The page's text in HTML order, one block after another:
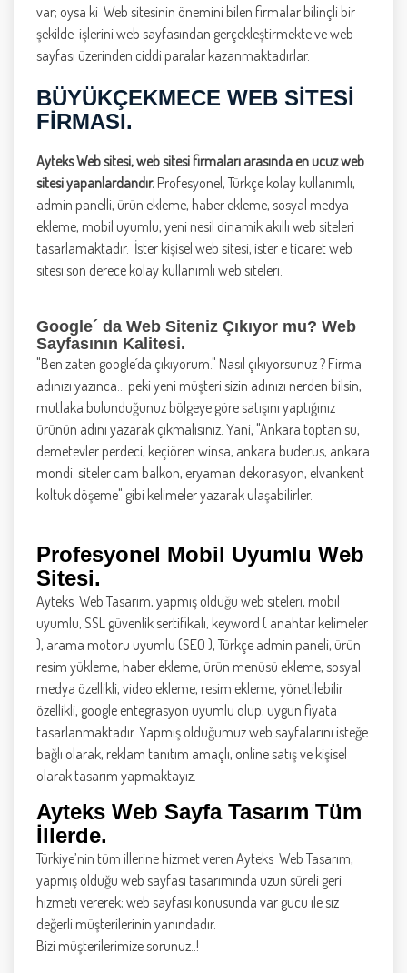
var; oysa ki Web sitesinin önemini bilen firmalar bilinçli bir
şekilde işlerini web sayfasından gerçekleştirmekte ve web
sayfası üzerinden ciddi paralar kazanmaktadırlar.
BÜYÜKÇEKMECE WEB SITESI
FIRMASI.
Ayteks Web sitesi, web sitesi firmaları arasında en ucuz web
sitesi yapanlardandır. Profesyonel, Türkçe kolay kullanımlı,
admin panelli, ürün ekleme, haber ekleme, sosyal medya
ekleme, mobil uyumlu, yeni nesil dinamik akıllı web siteleri
tasarlamaktadır. İster kişisel web sitesi, ister e ticaret web
sitesi son derece kolay kullanımlı web siteleri.
Google´ da Web Siteniz Çıkıyor mu? Web
Sayfasının Kalitesi.
"Ben zaten google´da çıkıyorum." Nasıl çıkıyorsunuz ? Firma
adınızı yazınca... peki yeni müşteri sizin adınızı nerden bilsin,
mutlaka bulunduğunuz bölgeye göre satışını yaptığınız
ürünün adını yazarak çıkmalısınız. Yani, "Ankara toptan su,
demetevler perdeci, keçiören winsa, ankara buderus, ankara
mondi. siteler cam balkon, eryaman dekorasyon, elvankent
koltuk döşeme" gibi kelimeler yazarak ulaşabilirler.
Profesyonel Mobil Uyumlu Web
Sitesi.
Ayteks Web Tasarım, yapmış olduğu web siteleri, mobil
uyumlu, SSL güvenlik sertifikalı, keyword ( anahtar kelimeler
), arama motoru uyumlu (SEO ), Türkçe admin paneli, ürün
resim yükleme, haber ekleme, ürün menüsü ekleme, sosyal
medya özellikli, video ekleme, resim ekleme, yönetilebilir
özellikli, google entegrasyon uyumlu olup; uygun fiyata
tasarlanmaktadır. Yapmış olduğumuz web sayfalarını isteğe
bağlı olarak, reklam tanıtım amaçlı, online satış ve kişisel
olarak tasarım yapmaktayız.
Ayteks Web Sayfa Tasarım Tüm
İllerde.
Türkiye’nin tüm illerine hizmet veren Ayteks Web Tasarım,
yapmış olduğu web sayfası tasarımında uzun süreli geri
hizmeti vererek; web sayfası konusunda var gücü ile siz
değerli müşterilerinin yanındadır.
Bizi müşterilerimize sorunuz..!